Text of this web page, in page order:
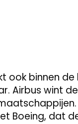
ook binnen
Airbus wint
Boeing, dat